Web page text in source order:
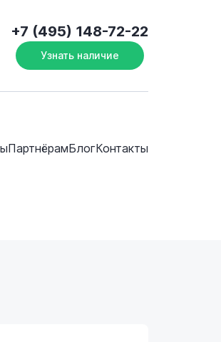
+7 (495) 148-72-22
Узнать наличие
ПартнёрамБлогКонтакты